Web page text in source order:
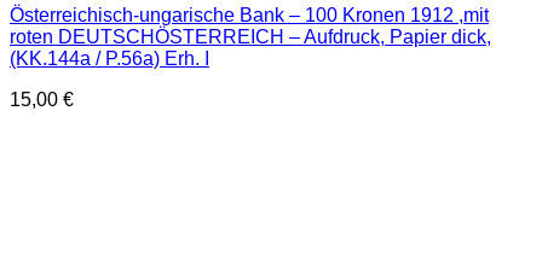
Österreichisch-ungarische Bank – 100 Kronen 1912 ,mit
roten DEUTSCHÖSTERREICH – Aufdruck, Papier dick,
(KK.144a / P.56a) Erh. I
15,00 €